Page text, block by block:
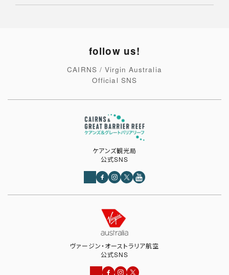
follow us!
CAIRNS / Virgin Australia
Official SNS
ケアンズ観光局
公式SNS
ヴァージン・オーストラリア航空
公式SNS